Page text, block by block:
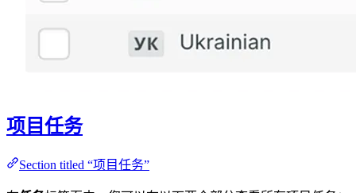
项目任务
Section titled “项目任务”